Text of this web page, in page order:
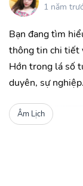
1 năm
Bạn đang tìm
thông tin chi tiết
Hớn trong lá số
duyên, sự nghiệp.
Âm Lịch